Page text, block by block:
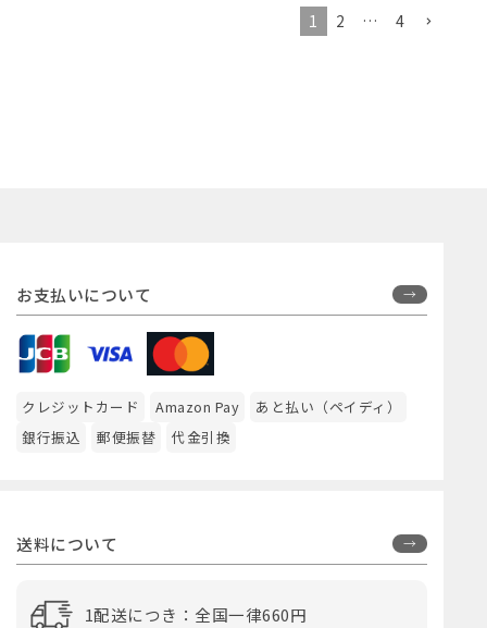
1 2 … 4
お支払いについて
クレジットカード Amazon Pay
あと払い（ペイディ）
銀行振込
郵便振替 代金引換
送料について
1配送につき：全国一律660円